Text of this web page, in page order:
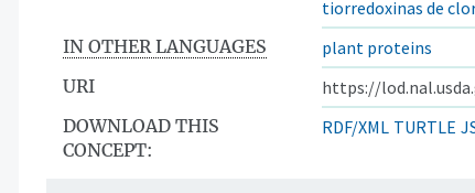
tiorredoxinas de
IN OTHER LANGUAGES
plant proteins
URI
https://
DOWNLOAD THIS
CONCEPT:
RDF/XML TURTLE